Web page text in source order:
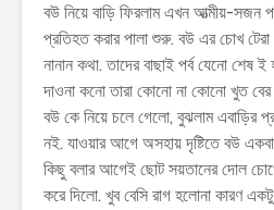
বউ নিয়ে বাড়ি ফিরলাম এখন আত্মীয়-সজন
প্রতিহত করার পালা শুরু. বউ এর চোখ
নানান কথা. তাদের বাছাই পর্ব যেনো শেষ
দাওনা কনো তারা কোনো না কোনো খুত বের
বউ কে নিয়ে চলে গেলো, বুঝলাম
নই. যাওয়ার আগে অসহায় দৃষ্টিতে বউ
কিছু বলার আগেই ছোট সয়তানের দোল
করে দিলো. খুব বেসি রাগ হলোনা কারণ